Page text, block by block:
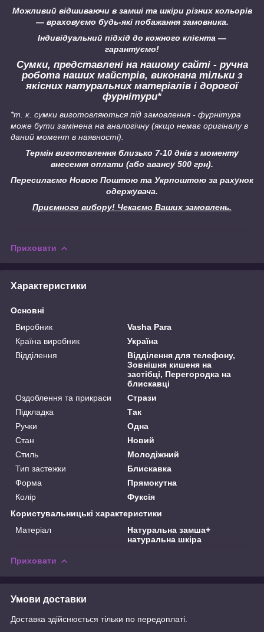
Можливий відшиваючи в замші та шкіри різних кольорів
― враховуємо будь-які побажання замовника.
Індивідуальний підхід до кожного клієнта ―
гарантуємо!
Сумки, представлені на нашому сайті - ручна
робота наших майстрів, виконана тільки з
якісних натуральних матеріалів і дорогої
фурнітури*
*т. к. сумки виготовляються під замовлення - фурнітура
може бути замінена на аналогічну(якщо немає оригіналу в
даний момент в наявності).
Термін виготовлення близько 7-10 днів з моменту
внесення оплати (або авансу 500 грн).
Пересилаємо Новою Поштою та Укрпоштою за рахунок
одержувача.
Приємного вибору! Чекаємо Ваших замовлень.
Приховати
Характеристики
Основні
Виробник
Vasha Para
Країна виробник
Україна
Відділення
Відділення для телефону,
Зовнішня кишеня на
застібці, Перегородка на
блискавці
Оздоблення та прикраси
Стрази
Підкладка
Так
Ручки
Одна
Стан
Новий
Стиль
Молодіжний
Тип застежки
Блискавка
Форма
Прямокутна
Колір
Фуксія
Користувальницькі характеристики
Матеріал
Натуральна замша+
натуральна шкіра
Приховати
Умови доставки
Доставка здійснюється тільки по передоплаті.